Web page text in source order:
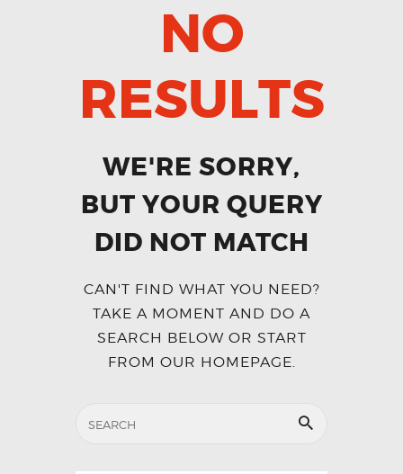
NO
RESULTS
WE'RE SORRY,
BUT YOUR QUERY
DID NOT MATCH
CAN'T FIND WHAT YOU NEED?
TAKE A MOMENT AND DO A
SEARCH BELOW OR START
FROM OUR HOMEPAGE